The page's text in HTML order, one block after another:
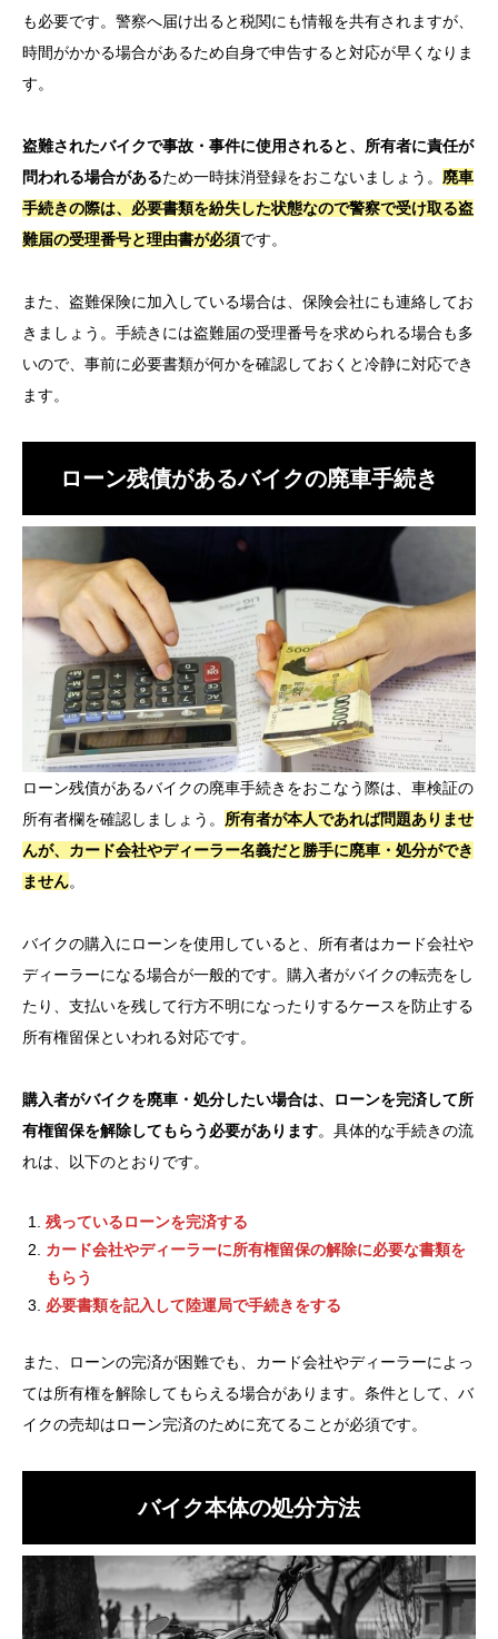
も必要です。警察へ届け出ると税関にも情報を共有されますが、
時間がかかる場合があるため自身で申告すると対応が早くなりま
す。
盗難されたバイクで事故・事件に使用されると、所有者に責任が
問われる場合があるため一時抹消登録をおこないましょう。 廃車
手続きの際は、必要書類を紛失した状態なので警察で受け取る盗
難届の受理番号と理由書が必須です。
また、盗難保険に加入している場合は、保険会社にも連絡してお
きましょう。手続きには盗難届の受理番号を求められる場合も多
いので、事前に必要書類が何かを確認しておくと冷静に対応でき
ます。
ローン残債があるバイクの廃車手続き
ローン残債があるバイクの廃車手続きをおこなう際は、車検証の
所有者欄を確認しましょう。 所有者が本人であれば問題ありませ
んが、カード会社やディーラー名義だと勝手に廃車・処分ができ
ません。
バイクの購入にローンを使用していると、所有者はカード会社や
ディーラーになる場合が一般的です。購入者がバイクの転売をし
たり、支払いを残して行方不明になったりするケースを防止する
所有権留保といわれる対応です。
購入者がバイクを廃車・処分したい場合は、ローンを完済して所
有権留保を解除してもらう必要があります。具体的な手続きの流
れは、以下のとおりです。
残っているローンを完済する
カード会社やディーラーに所有権留保の解除に必要な書類を
もらう
必要書類を記入して陸運局で手続きをする
また、ローンの完済が困難でも、カード会社やディーラーによっ
ては所有権を解除してもらえる場合があります。条件として、バ
イクの売却はローン完済のために充てることが必須です。
バイク本体の処分方法